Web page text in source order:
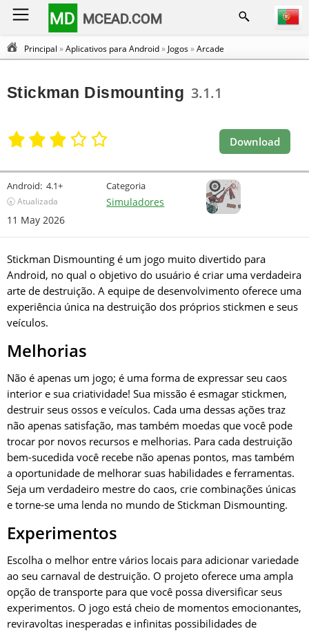
MD MCEAD.COM
Principal »Aplicativos para Android» Jogos»Arcade
Stickman Dismounting 3.1.1
Download
Android: 4.1+
🕣 Atualizada
11 May 2026
Categoria
Simuladores
Stickman Dismounting é um jogo muito divertido para
Android, no qual o objetivo do usuário é criar uma verdadeira
arte de destruição. A equipe de desenvolvimento oferece uma
experiência única na destruição dos próprios stickmen e seus
veículos.
Melhorias
Não é apenas um jogo; é uma forma de expressar seu caos
interior e sua criatividade! Sua missão é esmagar stickmen,
destruir seus ossos e veículos. Cada uma dessas ações traz
não apenas satisfação, mas também moedas que você pode
trocar por novos recursos e melhorias. Para cada destruição
bem-sucedida você recebe não apenas pontos, mas também
a oportunidade de melhorar suas habilidades e ferramentas.
Seja um verdadeiro mestre do caos, crie combinações únicas
e torne-se uma lenda no mundo de Stickman Dismounting.
Experimentos
Escolha o melhor entre vários locais para adicionar variedade
ao seu carnaval de destruição. O projeto oferece uma ampla
opção de transporte para que você possa diversificar seus
experimentos. O jogo está cheio de momentos emocionantes,
reviravoltas inesperadas e infinitas possibilidades de